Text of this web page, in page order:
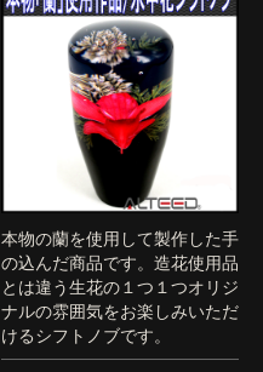
本物の蘭を使用して製作した手
の込んだ商品です。造花使用品
とは違う生花の１つ１つオリジ
ナルの雰囲気をお楽しみいただ
けるシフトノブです。